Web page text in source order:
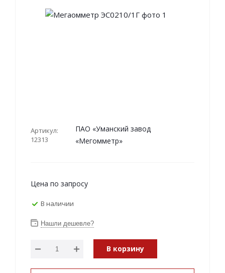
Артикул:
12313
ПАО «Уманский завод
«Мегомметр»
Цена по запросу
В наличии
Нашли дешевле?
В корзину